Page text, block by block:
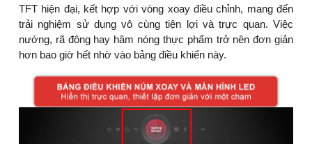
TFT hiện đại, kết hợp với vòng xoay điều chỉnh, mang đến
trải nghiệm sử dụng vô cùng tiện lợi và trực quan. Việc
nướng, rã đông hay hâm nóng thực phẩm trở nên đơn giản
hơn bao giờ hết nhờ vào bảng điều khiển này.